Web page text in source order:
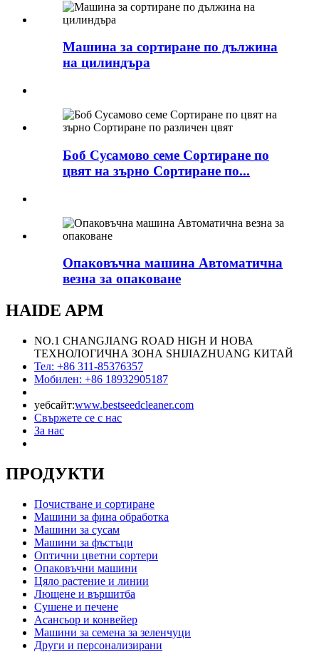
Машина за сортиране по дължина
на цилиндъра
Боб Сусамово семе Сортиране по
цвят на зърно Сортиране по...
Опаковъчна машина Автоматична
везна за опаковане
HAIDE APM
NO.1 CHANGJIANG ROAD HIGH И НОВА
ТЕХНОЛОГИЧНА ЗОНА SHIJIAZHUANG КИТАЙ
Тел: +86 311-85376357
Мобилен: +86 18932905187
уебсайт:www.bestseedcleaner.com
Свържете се с нас
За нас
ПРОДУКТИ
Почистване и сортиране
Машини за фина обработка
Машини за сусам
Машини за фъстъци
Оптични цветни сортери
Опаковъчни машини
Цяло растение и линии
Лющене и вършитба
Сушене и печене
Асансьор и конвейер
Машини за семена за зеленчуци
Други и персонализирани